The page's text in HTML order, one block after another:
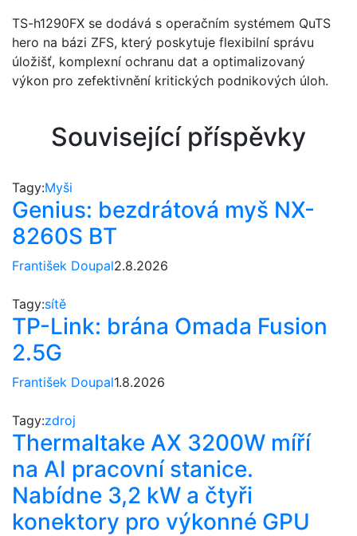
TS-h1290FX se dodává s operačním systémem QuTS
hero na bázi ZFS, který poskytuje flexibilní správu
úložišť, komplexní ochranu dat a optimalizovaný
výkon pro zefektivnění kritických podnikových úloh.
Související příspěvky
Tagy:Myši
Genius: bezdrátová myš NX-
8260S BT
František Doupal2.8.2026
Tagy:sítě
TP-Link: brána Omada Fusion
2.5G
František Doupal1.8.2026
Tagy:zdroj
Thermaltake AX 3200W míří
na AI pracovní stanice.
Nabídne 3,2 kW a čtyři
konektory pro výkonné GPU